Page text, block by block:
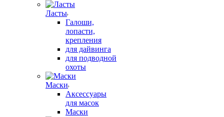
Ласты
Галоши,
лопасти,
крепления
для дайвинга
для подводной
охоты
Маски
Аксессуары
для масок
Маски